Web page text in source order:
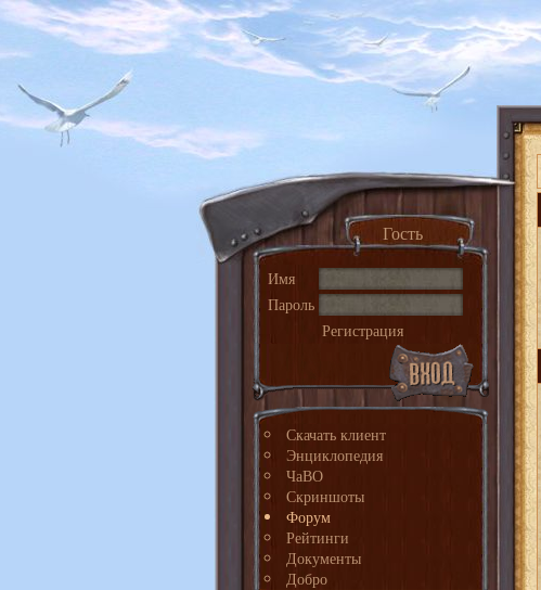
Гость
Имя
Пароль
Регистрация
Скачать клиент
Энциклопедия
ЧаВО
Скриншоты
Форум
Рейтинги
Документы
Добро